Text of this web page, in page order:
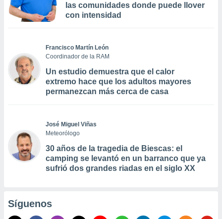
las comunidades donde puede llover
con intensidad
Francisco Martín León
Coordinador de la RAM
Un estudio demuestra que el calor
extremo hace que los adultos mayores
permanezcan más cerca de casa
José Miguel Viñas
Meteorólogo
30 años de la tragedia de Biescas: el
camping se levantó en un barranco que ya
sufrió dos grandes riadas en el siglo XX
Síguenos